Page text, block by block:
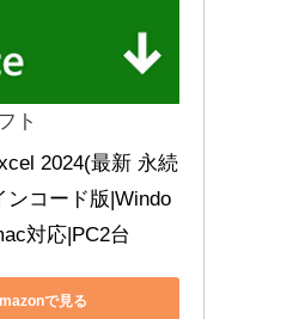
ト
2024(最新 永続
ンコード版|Windo
対応|PC2台
で見る